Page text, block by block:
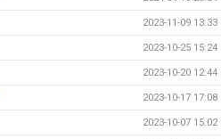
2023-11-09 13:33
2023-10-25 15:24
2023-10-20 12:44
2023-10-17 17:08
2023-10-07 15:02